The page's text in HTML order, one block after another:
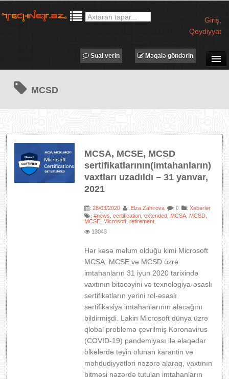
Giriş
Qeydiyyat
MƏQALƏLƏR
PROQRAMLAR
AVADANLIQLAR
XƏBƏRLƏR
Məqalə göndərin
Sual verin
MCSD
MCSA, MCSE, MCSD
sertifikatlarının(imtahanların)
vaxtları uzadıldı – 31 yanvar,
2021
:28/03/2020 : Elza Zahirova : 0 :Xəbərlər
:#news ,certification ,extended MCSA MCSD
MCSE Microsoft ,retirement
13043
Hər kəsə məlum olduğu kimi Microsoft
MCSA, MCSE və MCSD üzrə
imtahanların 31 iyun 2020 tarixində
vaxtının bitəcəyini və texnologiya-əsaslı
sertifikatların yerini rol-əsaslı
sertifikasiya imtahanlarının alacağını
bildirmişdi. Lakin Microsoft dünya üzrə
qlobal problemə çevrilmiş Koronavirus
(COVID-19) pandemiyası ilə əlaqədar
ölkələrdə təyin olunan karantin və
məhdudiyyətləri nəzərə alaraq, vaxtının
bitməsi nəzərdə tutulan imtahanların